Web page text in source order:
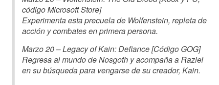
código Microsoft Store]
Experimenta esta precuela de Wolfenstein, repleta de
acción y combates en primera persona.
Marzo 20 – Legacy of Kain: Defiance [Código GOG]
Regresa al mundo de Nosgoth y acompaña a Raziel
en su búsqueda para vengarse de su creador, Kain.